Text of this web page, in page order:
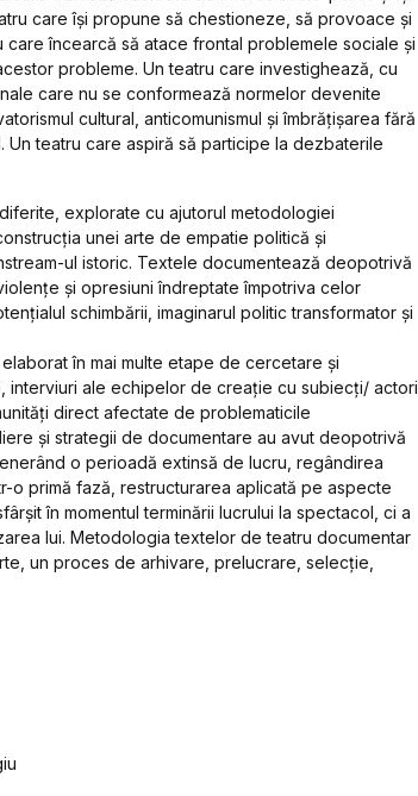
care își propune să chestioneze, să provoace și
încearcă să atace frontal problemele sociale și
probleme. Un teatru care investighează, cu
care nu se conformează normelor devenite
cultural, anticomunismul și îmbrățișarea fără
teatru care aspiră să participe la dezbaterile
explorate cu ajutorul metodologiei
unei arte de empatie politică și
ul istoric. Textele documentează deopotrivă
și opresiuni îndreptate împotriva celor
schimbării, imaginarul politic transformator și
în mai multe etape de cercetare și
interviuri ale echipelor de creație cu subiecți/ actori
direct afectate de problematicile
și strategii de documentare au avut deopotrivă
o perioadă extinsă de lucru, regândirea
o primă fază, restructurarea aplicată pe aspecte
în momentul terminării lucrului la spectacol, ci a
lui. Metodologia textelor de teatru documentar
un proces de arhivare, prelucrare, selecție,